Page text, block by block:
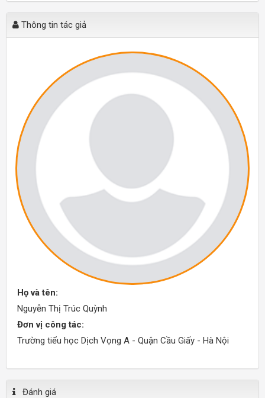
Thông tin tác giả
Họ và tên:
Nguyễn Thị Trúc Quỳnh
Đơn vị công tác:
Trường tiểu học Dịch Vọng A - Quận Cầu Giấy - Hà Nội
Đánh giá